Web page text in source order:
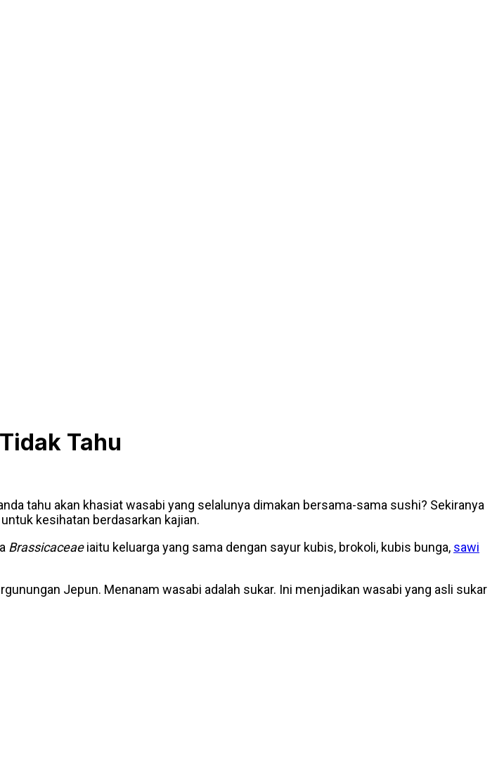
Tahu
tahu akan khasiat wasabi yang selalunya dimakan bersama-sama sushi? Sekiranya
kesihatan berdasarkan kajian.
Brassicaceaeiaitu keluarga yang sama dengan sayur kubis, brokoli, kubis bunga, sawi
Jepun. Menanam wasabi adalah sukar. Ini menjadikan wasabi yang asli sukar